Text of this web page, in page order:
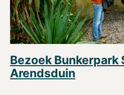
Bezoek Bunkerpark
Arendsduin